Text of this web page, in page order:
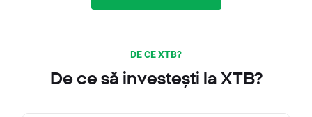
DE CE XTB?
De ce să investești la XTB?